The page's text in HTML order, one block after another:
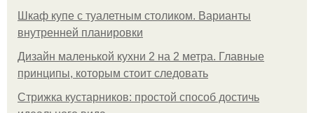
Шкаф купе с туалетным столиком. Варианты
внутренней планировки
Дизайн маленькой кухни 2 на 2 метра. Главные
принципы, которым стоит следовать
Стрижка кустарников: простой способ достичь